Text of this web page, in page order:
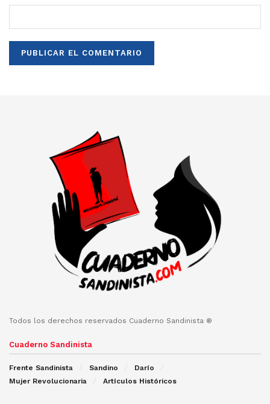
Todos los derechos reservados Cuaderno Sandinista ®
Cuaderno Sandinista
Frente Sandinista Sandino
Darío
Mujer Revolucionaria
Artículos Históricos